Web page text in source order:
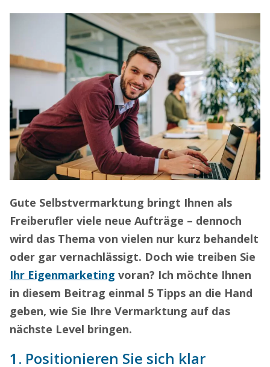
Gute Selbstvermarktung bringt Ihnen als
Freiberufler viele neue Aufträge – dennoch
wird das Thema von vielen nur kurz behandelt
oder gar vernachlässigt. Doch wie treiben Sie
Ihr Eigenmarketing voran? Ich möchte Ihnen
in diesem Beitrag einmal 5 Tipps an die Hand
geben, wie Sie Ihre Vermarktung auf das
nächste Level bringen.
1. Positionieren Sie sich klar